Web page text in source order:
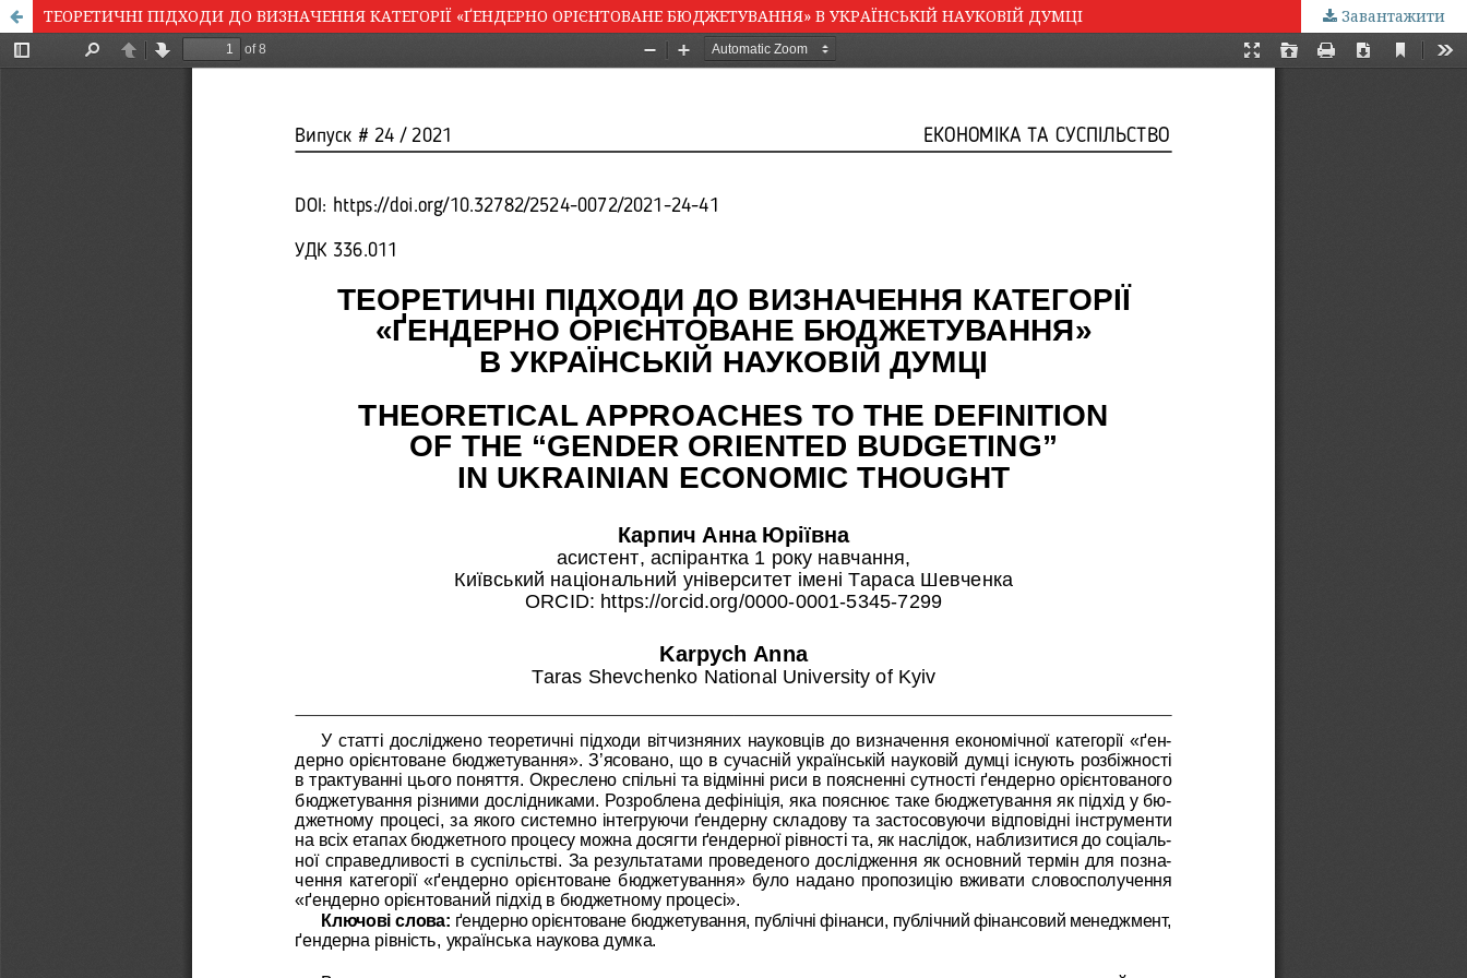
ТЕОРЕТИЧНІ ПІДХОДИ ДО ВИЗНАЧЕННЯ КАТЕГОРІЇ «ҐЕНДЕРНО ОРІЄНТОВАНЕ БЮДЖЕТУВАННЯ» В УКРАЇНСЬКІЙ НАУКОВІЙ ДУМЦІ Завантажити